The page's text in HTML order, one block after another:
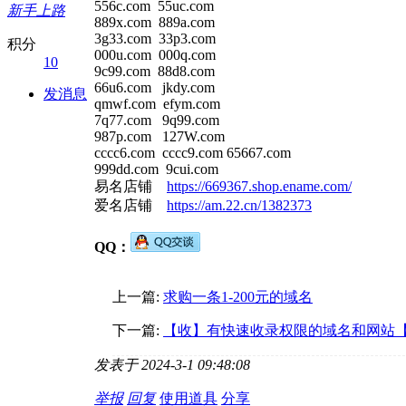
新手上路
积分
10
发消息
556c.com 55uc.com
889x.com 889a.com
3g33.com 33p3.com
000u.com 000q.com
9c99.com 88d8.com
66u6.com jkdy.com
qmwf.com efym.com
7q77.com 9q99.com
987p.com 127W.com
cccc6.com cccc9.com 65667.com
999dd.com 9cui.com
易名店铺 https://669367.shop.ename.com/
爱名店铺 https://am.22.cn/1382373
QQ：
上一篇: 求购一条1-200元的域名
下一篇: 【收】有快速收录权限的域名和网站
发表于 2024-3-1 09:48:08
举报 回复 使用道具 分享